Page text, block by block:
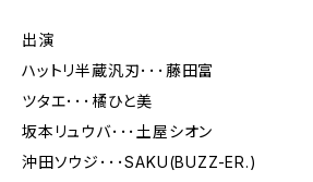
出演
ハットリ半蔵汎刃･･･藤田富
ツタエ･･･橘ひと美
坂本リュウバ･･･土屋シオン
沖田ソウジ･･･SAKU(BUZZ-ER.)